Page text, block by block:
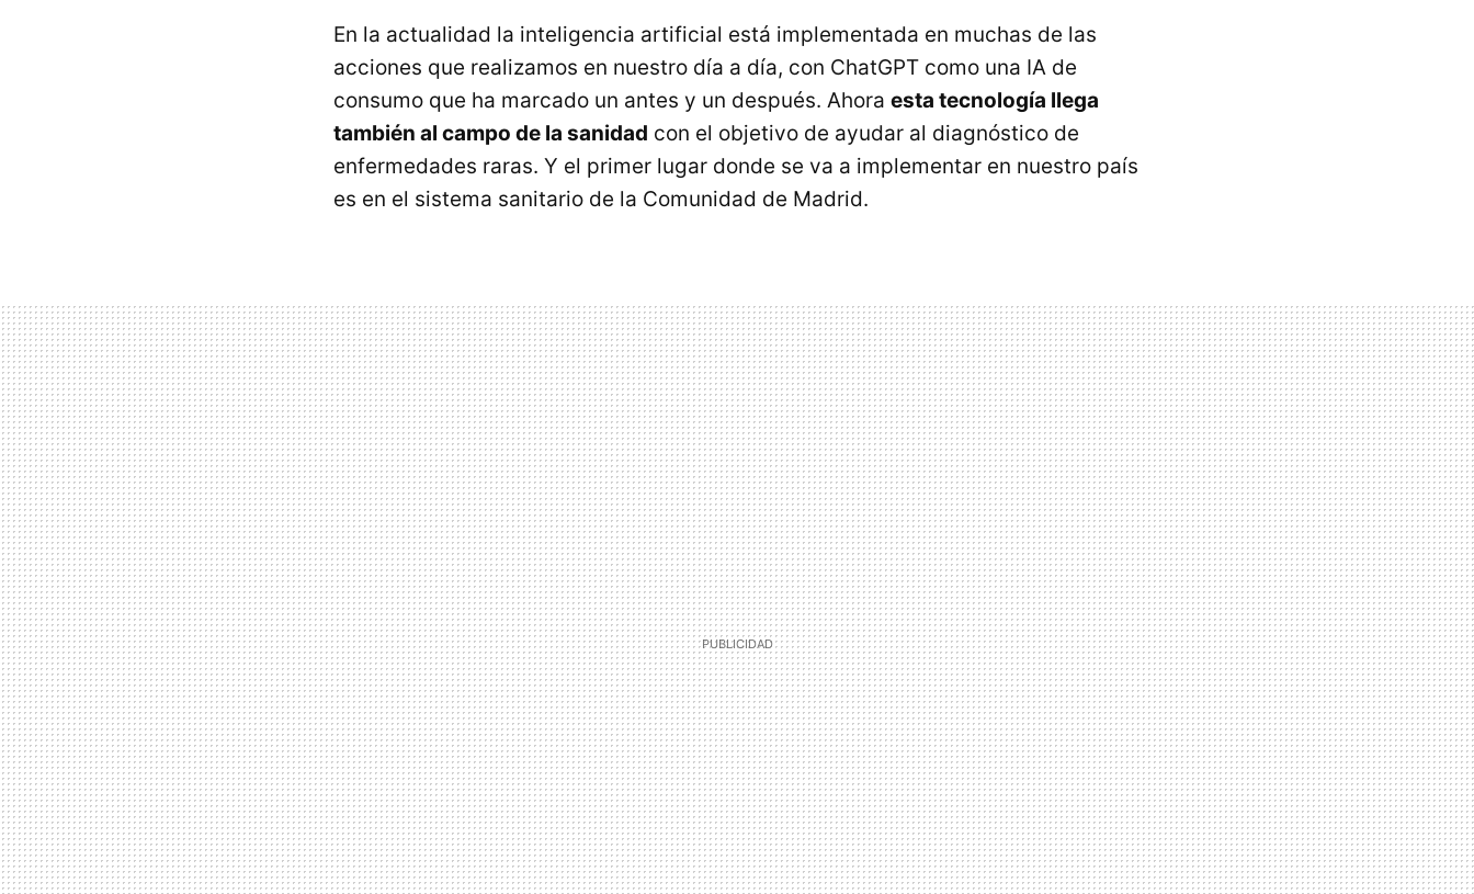
En la actualidad la inteligencia artificial está implementada en muchas de las
acciones que realizamos en nuestro día a día, con ChatGPT como una IA de
consumo que ha marcado un antes y un después. Ahora esta tecnología llega
también al campo de la sanidad con el objetivo de ayudar al diagnóstico de
enfermedades raras. Y el primer lugar donde se va a implementar en nuestro país
es en el sistema sanitario de la Comunidad de Madrid.